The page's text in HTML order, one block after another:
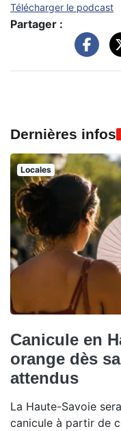
Télécharger le podcast
Partager :
Dernières infos
Locales
Canicule en
orange dès
attendus
La Haute-Savoie
canicule à partir de